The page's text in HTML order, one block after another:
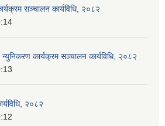
सञ्‍चालन कार्यविधि, २०८२
न्युनिकरण कार्यक्रम सञ्‍चालन कार्यविधि, २०८२
२०८२